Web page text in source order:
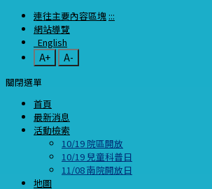
連往主要內容區塊 :::
網站導覽
English
A+
A-
關閉選單
首頁
最新消息
活動檢索
10/19 院區開放
10/19 兒童科普日
11/08 南院開放日
地圖